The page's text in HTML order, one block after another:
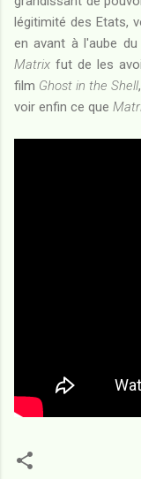
légitimité des Etats,
en avant à l'aube
Matrix fut de les
film Ghost in the Shell
voir enfin ce que